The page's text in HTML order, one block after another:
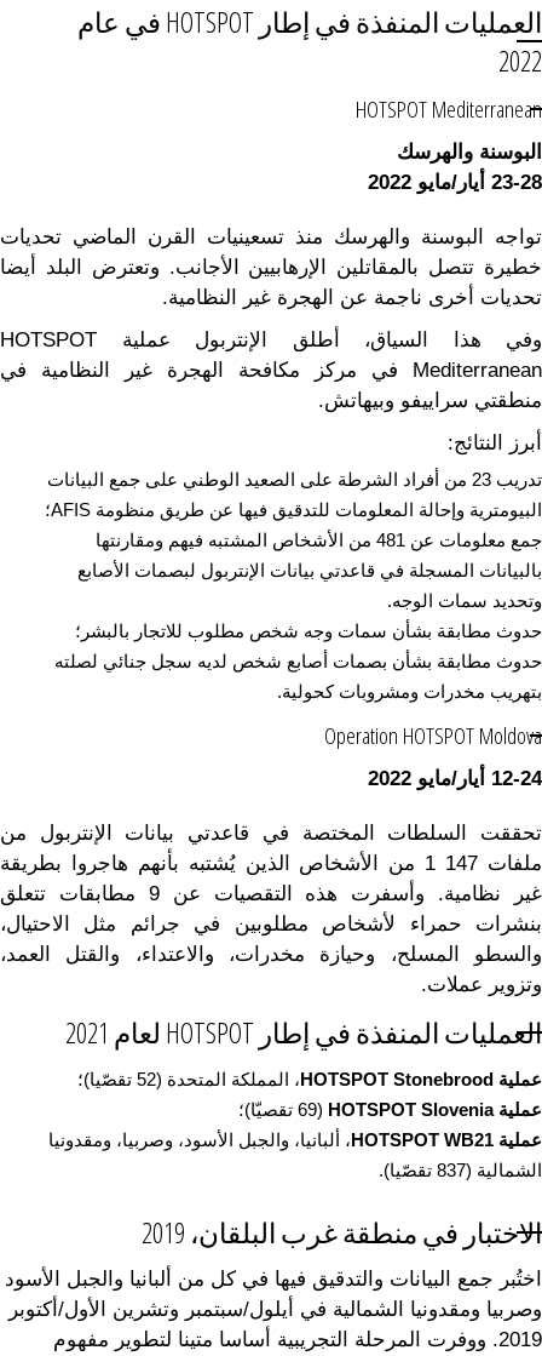
العمليات المنفذة في إطار HOTSPOT في عام
2022
HOTSPOT Mediterranean
البوسنة والهرسك
23-28 أيار/مايو 2022
تواجه البوسنة والهرسك منذ تسعينيات القرن الماضي تحديات
خطيرة تتصل بالمقاتلين الإرهابيين الأجانب. وتعترض البلد أيضا
تحديات أخرى ناجمة عن الهجرة غير النظامية.
وفي هذا السياق، أطلق الإنتربول عملية HOTSPOT
Mediterranean في مركز مكافحة الهجرة غير النظامية في
منطقتي سراييفو وبيهاتش.
أبرز النتائج:
تدريب 23 من أفراد الشرطة على الصعيد الوطني على جمع البيانات
البيومترية وإحالة المعلومات للتدقيق فيها عن طريق منظومة AFIS؛
جمع معلومات عن
481 من الأشخاص المشتبه فيهم ومقارنتها
بالبيانات المسجلة في قاعدتي بيانات الإنتربول لبصمات الأصابع
وتحديد سمات الوجه.
حدوث مطابقة بشأن سمات وجه شخص مطلوب للاتجار بالبشر؛
حدوث مطابقة بشأن بصمات أصابع شخص لديه سجل جنائي لصلته
بتهريب مخدرات ومشروبات كحولية.
Operation HOTSPOT Moldova
12-24 أيار/ما يو 2022
تحققت السلطات المختصة في قاعدتي بيانات الإنتربول من
ملفات 1 147 من الأشخاص الذين يُشتبه بأنهم هاجروا بطريقة
غير نظامية. وأسفرت هذه التقصيات عن 9 مطابقات تتعلق
بنشرات حمراء لأشخاص مطلوبين في جرائم مثل الاحتيال،
والسطو المسلح، وحيازة مخدرات، والاعتداء، والقتل العمد،
وتزوير عملات.
العمليات المنفذة في إطار HOTSPOT لعام 2021
عملية HOTSPOT Stonebrood
، المملكة المتحدة (52 تقصّيا)؛
عملية HOTSPOT Slovenia
(69 تقصيّا)؛
عملية HOTSPOT WB21
، ألبانيا، والجبل الأسود، وصربيا، ومقدونيا
الشمالية (837 تقصّيا).
الاختبار في منطقة غرب البلقان، 2019
اختُبر جمع البيانات والتدقيق فيها في كل من ألبانيا والجبل الأسود
وصربيا ومقدونيا الشمالية في أيلول/سبتمبر وتشرين الأول/أكتوبر
2019. ووفرت المرحلة التجريبية أساسا متينا لتطوير مفهوم